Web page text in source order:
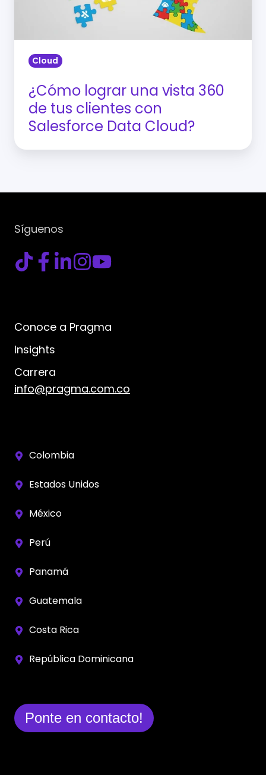
con
Salesforce
Data
Cloud?
Cloud
¿Cómo lograr una vista 360
de tus clientes con
Salesforce Data Cloud?
Síguenos
Conoce a Pragma
Insights
Carrera
info@pragma.com.co
Colombia
Estados Unidos
México
Perú
Panamá
Guatemala
Costa Rica
República Dominicana
Ponte en contacto!